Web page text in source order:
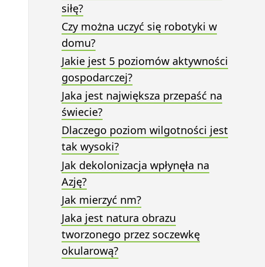
siłę?
Czy można uczyć się robotyki w
domu?
Jakie jest 5 poziomów aktywności
gospodarczej?
Jaka jest największa przepaść na
świecie?
Dlaczego poziom wilgotności jest
tak wysoki?
Jak dekolonizacja wpłynęła na
Azję?
Jak mierzyć nm?
Jaka jest natura obrazu
tworzonego przez soczewkę
okularową?